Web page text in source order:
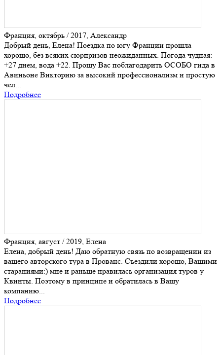
Франция, октябрь / 2017, Александр
Добрый день, Елена! Поездка по югу Франции прошла
хорошо, без всяких сюрпризов неожиданных. Погода чудная:
+27 днем, вода +22. Прошу Вас поблагодарить ОСОБО гида в
Авиньоне Викторию за высокий профессионализм и простую
чел...
Подробнее
Франция, август / 2019, Елена
Елена, добрый день! Даю обратную связь по возвращении из
вашего авторского тура в Прованс. Съездили хорошо, Вашими
стараниями:) мне и раньше нравилась организация туров у
Квинты. Поэтому в принципе и обратилась в Вашу
компанию...
Подробнее